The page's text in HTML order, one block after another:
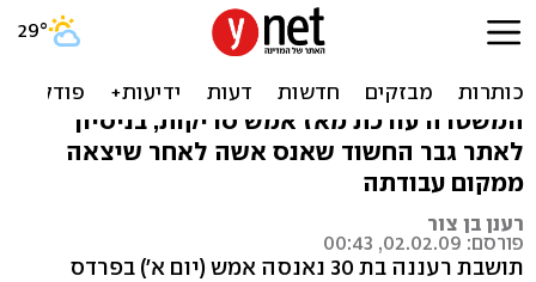
חשד ברעננה: אשה נאנסה
בפרדס, האנס נמלט
המשטרה עורכת מאז אמש סריקות, בניסיון
לאתר גבר החשוד שאנס אשה לאחר שיצאה
ממקום עבודתה
רענן בן צור
פורסם: 02.02.09, 00:43
תושבת רעננה בת 30 נאנסה אמש (יום א') בפרדס